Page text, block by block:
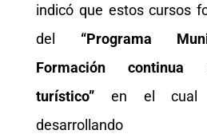
indicó que estos cursos
del
“Programa
Formación
turístico” en el cual
desarrollando